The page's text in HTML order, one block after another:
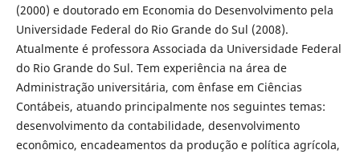
(2000) e doutorado em Economia do Desenvolvimento pela
Universidade Federal do Rio Grande do Sul (2008).
Atualmente é professora Associada da Universidade Federal
do Rio Grande do Sul. Tem experiência na área de
Administração universitária, com ênfase em Ciências
Contábeis, atuando principalmente nos seguintes temas:
desenvolvimento da contabilidade, desenvolvimento
econômico, encadeamentos da produção e política agrícola,